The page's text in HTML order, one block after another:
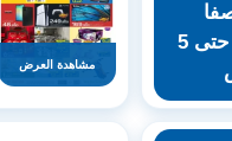
للتسوق من 3 حتى 5
مشاهدة العرض